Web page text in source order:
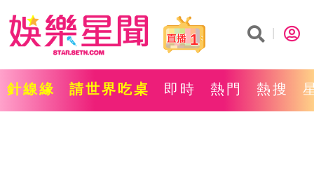
1
針線緣 請世界吃桌 即時 熱門 熱搜